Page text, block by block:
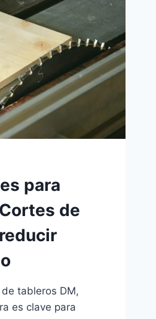
para
de
tableros DM,
es clave para